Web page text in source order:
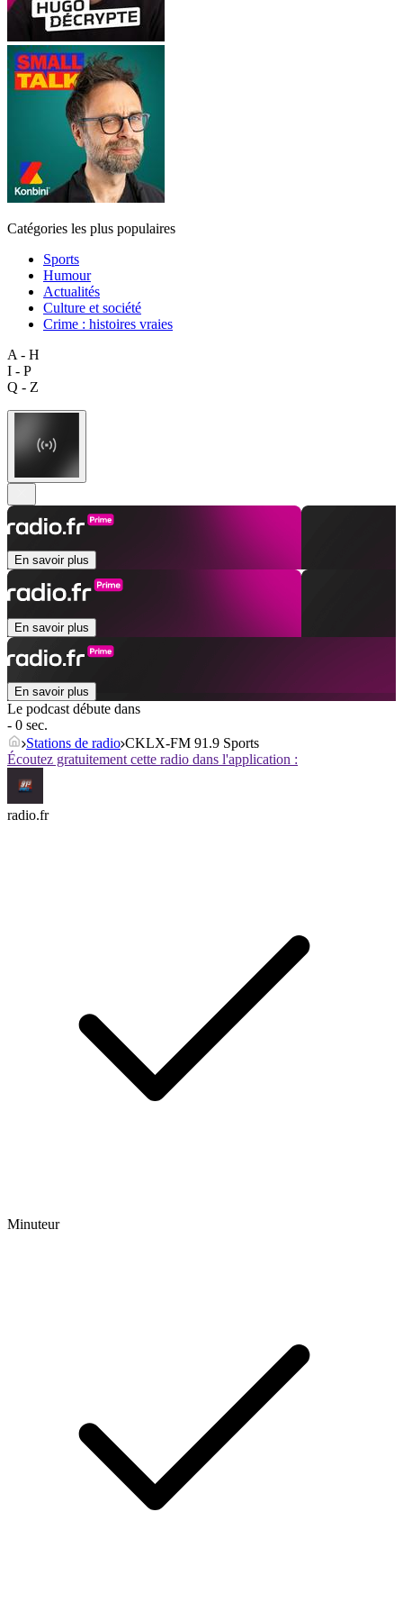
Catégories les plus populaires
Sports
Humour
Actualités
Culture et société
Crime : histoires vraies
A - H
I - P
Q - Z
En savoir plus
En savoir plus
En savoir plus
Le podcast débute dans
- 0 sec.
Stations de radio CKLX-FM 91.9 Sports
Écoutez gratuitement cette radio dans l'application :
radio.fr
Minuteur